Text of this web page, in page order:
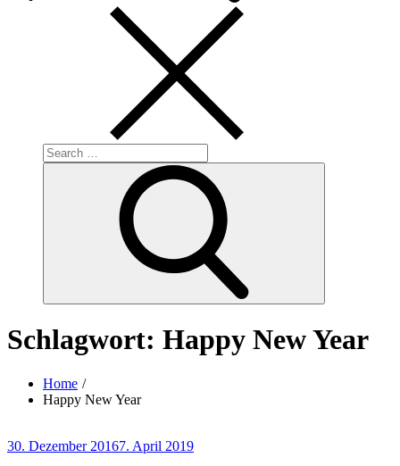
Search
for:
Schlagwort: Happy New Year
Home
Happy New Year
Posted
30. Dezember 20167. April 2019